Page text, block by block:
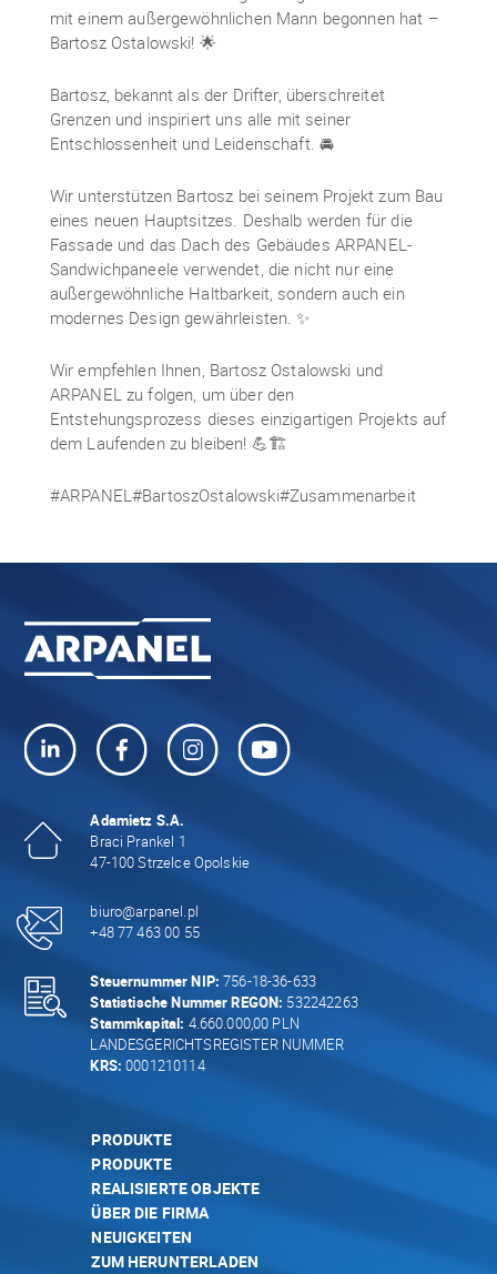
mit einem außergewöhnlichen Mann begonnen hat –
Bartosz Ostalowski! 🌟
Bartosz, bekannt als der Drifter, überschreitet
Grenzen und inspiriert uns alle mit seiner
Entschlossenheit und Leidenschaft. 🚘
Wir unterstützen Bartosz bei seinem Projekt zum Bau
eines neuen Hauptsitzes. Deshalb werden für die
Fassade und das Dach des Gebäudes ARPANEL-
Sandwichpaneele verwendet, die nicht nur eine
außergewöhnliche Haltbarkeit, sondern auch ein
modernes Design gewährleisten. ✨
Wir empfehlen Ihnen, Bartosz Ostalowski und
ARPANEL zu folgen, um über den
Entstehungsprozess dieses einzigartigen Projekts auf
dem Laufenden zu bleiben! 💪🏗️
#ARPANEL#BartoszOstalowski#Zusammenarbeit
Adamietz S.A.
Braci Prankel 1
47-100 Strzelce Opolskie
biuro@arpanel.pl
+48 77 463 00 55
Steuernummer NIP: 756-18-36-633
Statistische Nummer REGON: 532242263
Stammkapital: 4.660.000,00 PLN
LANDESGERICHTSREGISTER NUMMER
KRS: 0001210114
PRODUKTE
PRODUKTE
REALISIERTE OBJEKTE
ÜBER DIE FIRMA
NEUIGKEITEN
ZUM HERUNTERLADEN